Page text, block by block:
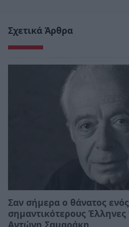
Σχετικά Άρθρα
Σαν σήμερα ο θάνατος
σημαντικότερους